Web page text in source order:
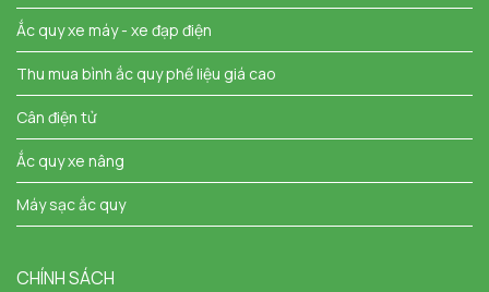
Ắc quy xe máy - xe đạp điện
Thu mua bình ắc quy phế liệu giá cao
Cân điện tử
Ắc quy xe nâng
Máy sạc ắc quy
CHÍNH SÁCH